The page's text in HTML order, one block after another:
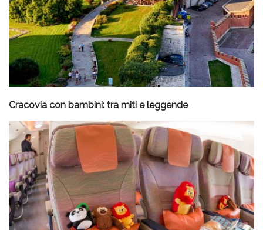
Cracovia con bambini: tra miti e leggende